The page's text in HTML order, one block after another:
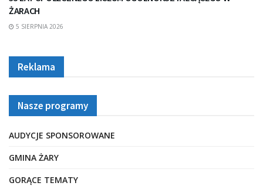
ŻARACH
5 SIERPNIA 2026
Reklama
Nasze programy
AUDYCJE SPONSOROWANE
GMINA ŻARY
GORĄCE TEMATY